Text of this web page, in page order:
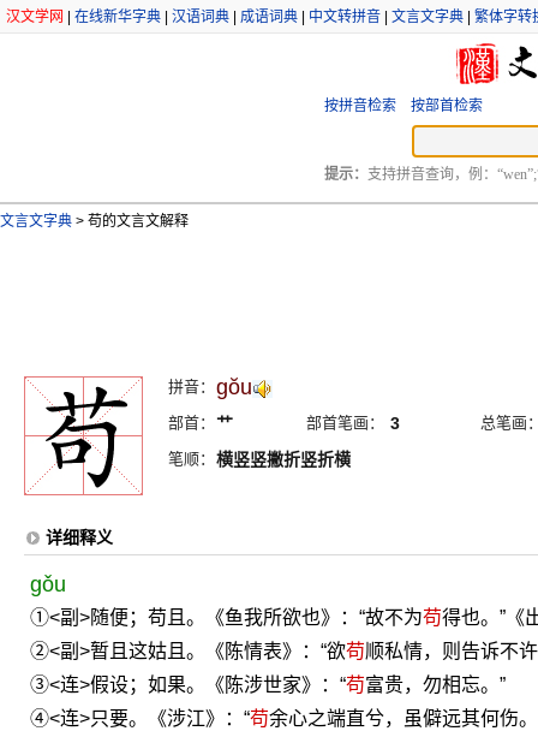
汉文学网 在线新华字典 汉语词典 成语词典 中文转拼音 文言文字典 繁体字转
按拼音检索 按部首检索
提示： 支持拼音查询，例：
文言文字典 > 苟的文言文解释
拼音： gŏu
部首： 艹 部首笔画： 3
总笔画
笔顺： 横竖竖撇折竖折横
详细释义
gǒu
①<副>随便；苟且。《鱼我所欲也》：“故不为苟得也。”《
②<副>暂且这姑且。《陈情表》：“欲苟顺私情，则告诉不许
③<连>假设；如果。《陈涉世家》：“苟富贵，勿相忘。”
④<连>只要。《涉江》：“苟余心之端直兮，虽僻远其何伤。